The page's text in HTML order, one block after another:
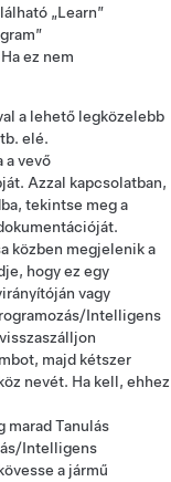
„Learn”
ez nem
a lehető legközelebb
elé.
a vevő
Azzal kapcsolatban,
tekintse meg a
közben megjelenik a
hogy ez egy
vagy
Intelligens
majd kétszer
nevét. Ha kell, ehhez
marad Tanulás
Intelligens
a jármű